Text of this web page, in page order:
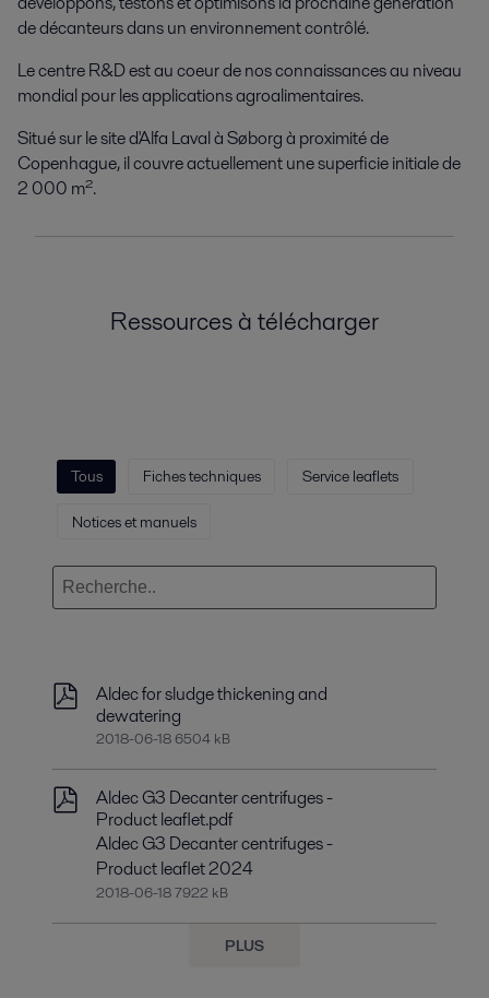
de décanteurs dans un environnement contrôlé.
Le centre R&D est au coeur de nos connaissances au niveau
mondial pour les applications agroalimentaires.
Situé sur le site d'Alfa Laval à Søborg à proximité de
Copenhague, il couvre actuellement une superficie initiale de
2 000 m².
Ressources à télécharger
Tous Fiches techniques Service leaflets
Notices et manuels
Aldec for sludge thickening and
dewatering
2018-06-18 6504 kB
Aldec G3 Decanter centrifuges -
Product leaflet.pdf
Aldec G3 Decanter centrifuges -
Product leaflet 2024
2018-06-18 7922 kB
PLUS